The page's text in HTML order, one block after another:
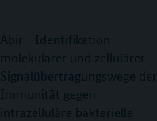
Abir - Identifikation
molekularer und zellulärer
Signalübertragungswege der
Immunität gegen
intrazelluläre bakterielle